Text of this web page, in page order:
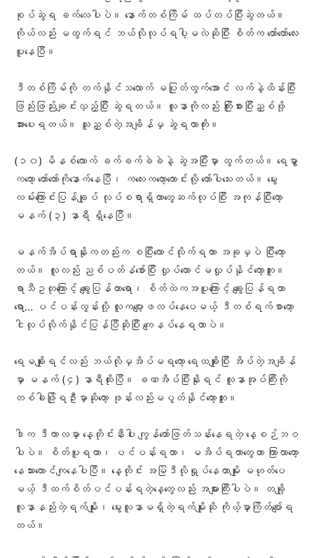
စုပ်ဆွဲရ ခက်လေပါပဲ။ နောက်တစ်ကြိမ် ထပ်တပ်ပြီးဆွဲတယ်။
ကိုယ်လည်း မထွက်ရင် ဘယ်လိုလုပ်ရပါ့မလဲဆိုပြီး စိတ်က တော်တော်လေး
ပူနေပြီ။
ဒီတစ်ကြိမ်ကို တက်နိုင်သလောက် မပြုတ်ထွက်အောင် လက်နဲ့ထိန်းပြီး
ဖြည်းဖြည်းချင်းလှည့်ပြီး ဆွဲရတယ်။ လူနာကိုလည်း ကြိုးစားပြီးညှစ်ဖို့
အားပေးရတယ်။ သူညှစ်တဲ့အချိန်မှ ဆွဲရတာကိုး။
(၁၀) မိနစ်လောက် ခက်ခက်ခဲခဲနဲ့ ဆွဲအပြီးမှာ ထွက်တယ်။ ရေမွှာ
ကတော့ တော်တော်ကိုနောက်နေပြီ၊ ကလေးကတော့ကောင်းလို့ တော်ပါသေးတယ်။ မွေး
လမ်းကြောင်းပြန်ချုပ် လုပ်စရာရှိတာတွေဆက်လုပ်ပြီး အကုန်ပြီးတော့
မနက် (၃) နာရီ ရှိနေပြီ။
မနက်အိပ်ရာနိုးကတည်းက စပြီးလောင်လိုက်ရတာ အခုမှပဲ ပြီးတော့
တယ်။ လူလည်း ညစ်ပတ်နံစော်ပြီး လှုပ်‌တောင်မလှုပ်နိုင်တော့ဘူး။
ရာသီဥတုကြောင့် ချွေးပြန်တာရော၊ စိတ်ထဲကအပူကြောင့် ချွေးပြန်ရတာ
ရော… ပင်ပန်းလွန်းလို့ လူကပျော့ဖလပ်နေပေမယ့် ဒီတစ်ရက်စာတော့
ငါလုပ်လိုက်နိုင်ပြန်ပြီဆိုပြီး ကျေနပ်နေရတာပဲ။
ရေမချိုးရင်လည်း ဘယ်လိုမှအိပ်မရတော့ ရေထချိုးပြီး အိပ်တဲ့အချိန်
မှာ မနက် (၄) နာရီထိုးပြီ။ ခဏအိပ်ပြီးနိုးရင် လူနာအုပ်ကြီးကို
တစ်ခါဖြိုရဦးမှာဆိုတော့ ဖုန်းလည်းမပွတ်နိုင်တော့ဘူး။
ဒါက ဒီကာလမှာ နေ့တိုင်းနီးပါး ကျွန်တော်ဖြတ်သန်းနေရတဲ့ နေ့စဉ်ဘဝ
ပါပဲ။ စိတ်ပူရတာ၊ ပင်ပန်းရတာ၊ မအိပ်ရတာတွေဟာ ကြာလာတော့
နေသားတောင်ကျနေပါပြီ။ နေ့တိုင်း အမြဲဒီလိုရှုပ်နေတာမျိုး မဟုတ်ပေ
မယ့် ဒီထက်စိတ်ပင်ပန်းရတဲ့နေ့တွေလည်း အများကြီးပါပဲ။ တချို့
လူနာနည်းတဲ့ရက်မျိုး၊ မွေးလူနာမရှိတဲ့ရက်မျိုးဆို ကိုယ့်မှာကြိတ်ပျော်ရ
တယ်။